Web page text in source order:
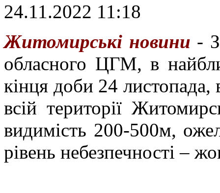
24.11.2022 11:18
Житомирські новини -
обласного ЦГМ, в
кінця доби 24 листопада,
всій території
видимість 200-500м,
рівень небезпечності –